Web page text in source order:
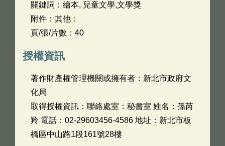
關鍵詞：繪本, 兒童文學,文學獎
附件：其他：
頁/張/片數：40
授權資訊
著作財產權管理機關或擁有者：新北市政府文
化局
取得授權資訊：聯絡處室：秘書室 姓名：孫芮
羚 電話：02-29603456-4586 地址：新北市板
橋區中山路1段161號28樓